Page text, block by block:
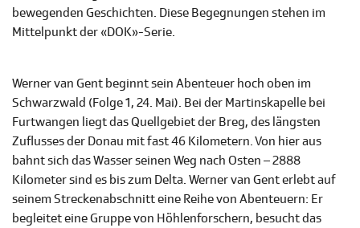
bewegenden Geschichten. Diese Begegnungen stehen im
Mittelpunkt der «DOK»-Serie.
Werner van Gent beginnt sein Abenteuer hoch oben im
Schwarzwald (Folge 1, 24. Mai). Bei der Martinskapelle bei
Furtwangen liegt das Quellgebiet der Breg, des längsten
Zuflusses der Donau mit fast 46 Kilometern. Von hier aus
bahnt sich das Wasser seinen Weg nach Osten – 2888
Kilometer sind es bis zum Delta. Werner van Gent erlebt auf
seinem Streckenabschnitt eine Reihe von Abenteuern: Er
begleitet eine Gruppe von Höhlenforschern, besucht das